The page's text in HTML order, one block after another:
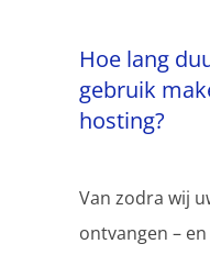
Hoe lang
gebruik
hosting?
Van zodra wij
ontvangen –